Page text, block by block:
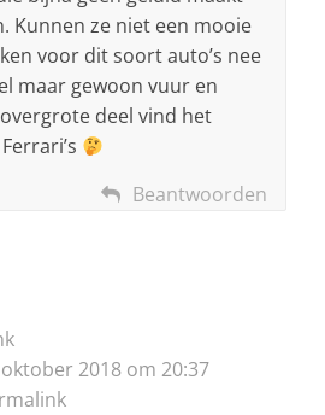
Kunnen ze niet een mooie
voor dit soort auto’s nee
maar gewoon vuur en
deel vind het
Beantwoorden
2018 om 20:37